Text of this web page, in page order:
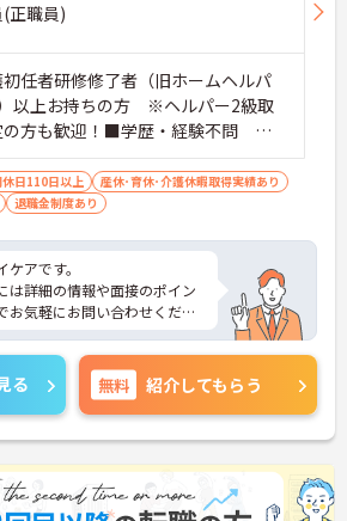
正職員)
任者研修修了者（旧ホームヘルパ
以上お持ちの方 ※ヘルパー2級取
の方も歓迎！■学歴・経験不問 ■
車運転免許（ＡＴ限定可）■59歳
（定年年齢を上限）
日110日以上
産休･育休･介護休暇取得実績あり
退職金制度あり
アです。
は詳細の情報や面接のポイン
お気軽にお問い合わせくださ
る 無料 紹介してもらう